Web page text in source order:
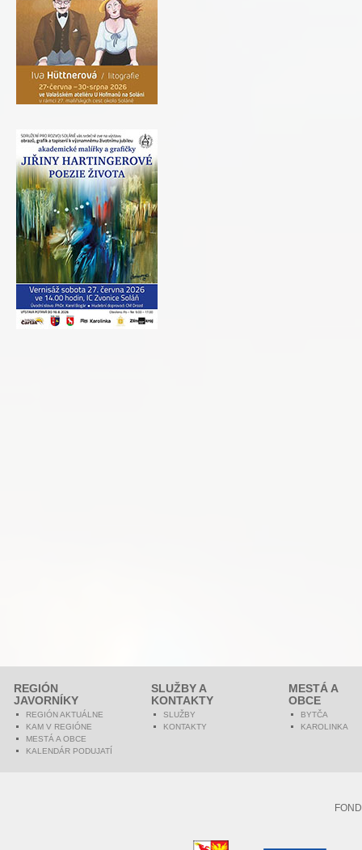
REGIÓN
JAVORNÍKY
REGIÓN AKTUÁLNE
KAM V REGIÓNE
MESTÁ A OBCE
KALENDÁR PODUJATÍ
SLUŽBY A
KONTAKTY
SLUŽBY
KONTAKTY
MESTÁ A
OBCE
BYTČA
KAROLINKA